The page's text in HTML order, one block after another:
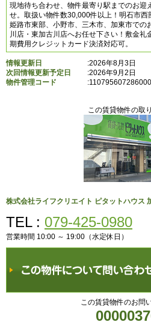
現地待ち合わせ、物件最寄り駅までのお迎
せ。取扱い物件数30,000件以上！明石市西
姫路市東部、小野市、三木市、加東市での
川店・東加古川店へお任せ下さい！敷金礼
期費用クレジットカード決済対応可。
情報更新日
:2026年8月3日
次回情報更新予定日
:2026年9月2日
物件管理コード
:
この賃貸物件の取
株式会社ライフクリエイト ピタットハウス
TEL : 079-425-0980
営業時間 10:00 ～ 19:00（水定休日）
この賃貸物件のお問